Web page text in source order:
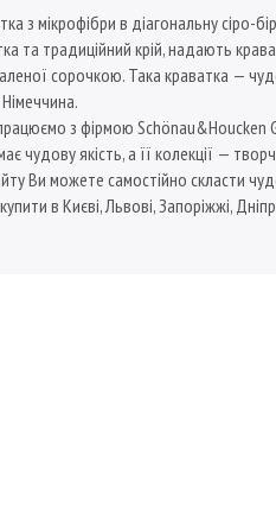
з мікрофібри в діагональну
та традиційний крій, надають
сорочкою. Така краватка —
з фірмою Schönau&Houcken
чудову якість, а її колекції —
Ви можете самостійно скласти
в Києві, Львові, Запоріжжі,